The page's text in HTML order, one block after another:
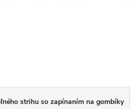
strihu so zapínaním na gombíky